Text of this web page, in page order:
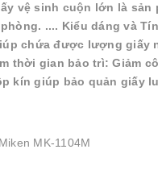
vệ sinh cuộn lớn là
.... Kiểu dáng và
chứa được lượng giấy
thời gian bảo trì: Giảm
kín giúp bảo quản giấy
MK-1104M